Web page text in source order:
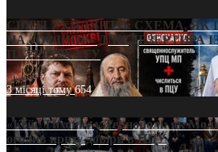
СВЯТІ УХИЛЯНТИ: СХЕМА, ЯК
НА «ОФШОР» ДЛЯ ДЕЗЕРТИРА
ПАТРІАРХАТУ
3 місяці тому654
«Кейс Тихона» у Тернополі: як
оголив кризу довіри в ПЦУ